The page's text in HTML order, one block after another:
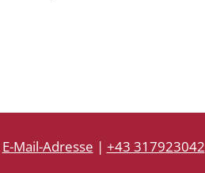
E-Mail-Adresse | +43 317923042